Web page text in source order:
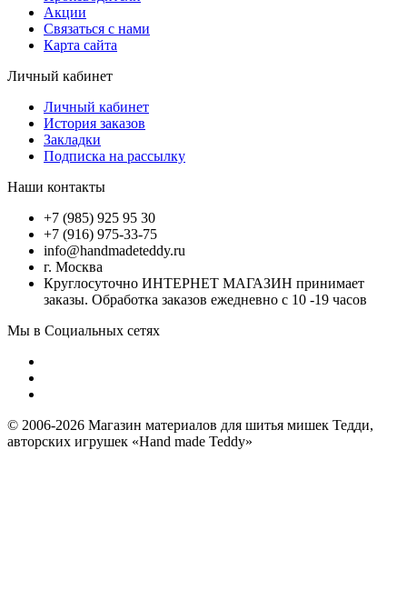
Акции
Связаться с нами
Карта сайта
Личный кабинет
Личный кабинет
История заказов
Закладки
Подписка на рассылку
Наши контакты
+7 (985) 925 95 30
+7 (916) 975-33-75
info@handmadeteddy.ru
г. Москва
Круглосуточно ИНТЕРНЕТ МАГАЗИН принимает
заказы. Обработка заказов ежедневно с 10 -19 часов
Мы в Социальных сетях
© 2006-2026 Магазин материалов для шитья мишек Тедди,
авторских игрушек «Hand made Teddy»